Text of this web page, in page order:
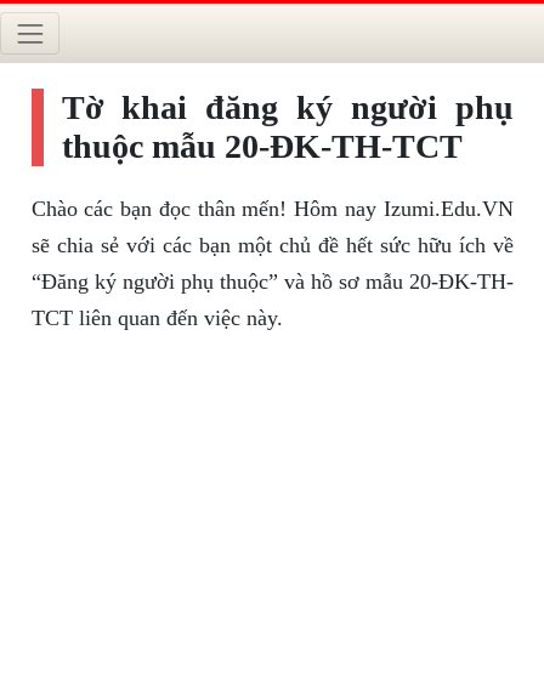
Tờ khai đăng ký người phụ
thuộc mẫu 20-ĐK-TH-TCT
Chào các bạn đọc thân mến! Hôm nay Izumi.Edu.VN
sẽ chia sẻ với các bạn một chủ đề hết sức hữu ích về
“Đăng ký người phụ thuộc” và hồ sơ mẫu 20-ĐK-TH-
TCT liên quan đến việc này.